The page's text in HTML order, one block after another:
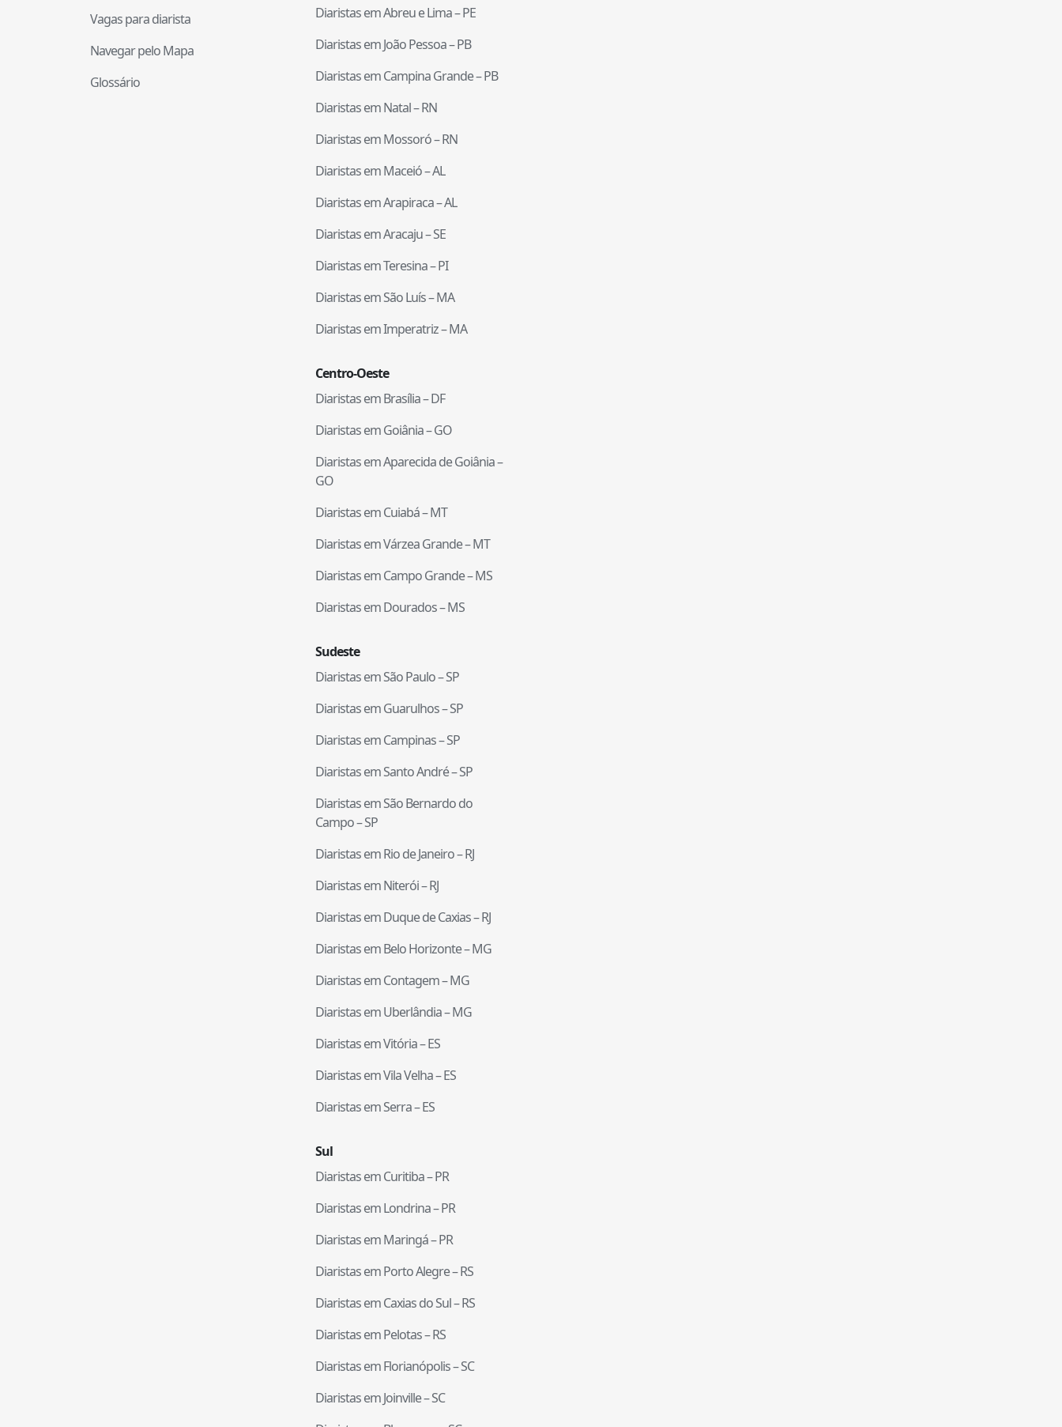
Vagas para diarista
Navegar pelo Mapa
Glossário
Diaristas emAbreu e Lima–PE
Diaristas emJoão Pessoa–PB
Diaristas emCampina Grande–PB
Diaristas emNatal–RN
Diaristas emMossoró–RN
Diaristas emMaceió–AL
Diaristas emArapiraca–AL
Diaristas emAracaju–SE
Diaristas emTeresina–PI
Diaristas emSão Luís–MA
Diaristas emImperatriz–MA
Centro-Oeste
Diaristas emBrasília–DF
Diaristas emGoiânia–GO
Diaristas emAparecida de Goiânia–
GO
Diaristas emCuiabá–MT
Diaristas emVárzea Grande–MT
Diaristas emCampo Grande–MS
Diaristas emDourados–MS
Sudeste
Diaristas emSão Paulo–SP
Diaristas emGuarulhos–SP
Diaristas emCampinas–SP
Diaristas emSanto André–SP
Diaristas emSão Bernardo do
Campo–SP
Diaristas emRio de Janeiro–RJ
Diaristas emNiterói–RJ
Diaristas emDuque de Caxias–RJ
Diaristas emBelo Horizonte–MG
Diaristas emContagem–MG
Diaristas emUberlândia–MG
Diaristas emVitória–ES
Diaristas emVila Velha–ES
Diaristas emSerra–ES
Sul
Diaristas emCuritiba–PR
Diaristas emLondrina–PR
Diaristas emMaringá–PR
Diaristas emPorto Alegre–RS
Diaristas emCaxias do Sul–RS
Diaristas emPelotas–RS
Diaristas emFlorianópolis–SC
Diaristas emJoinville–SC